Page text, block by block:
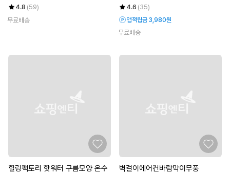
4.8 (59)
무료배송
4.6 (35)
앱적립금 3,980원
무료배송
힐링팩토리 핫워터 구름모양 온수
벽걸이에어컨바람막이무풍